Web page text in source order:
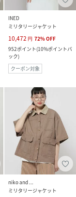
INED
ミリタリージャケット
10,472 円 72%OFF
952ポイント(10%ポイントバ
ック)
クーポン対象
niko and ...
ミリタリージャケット